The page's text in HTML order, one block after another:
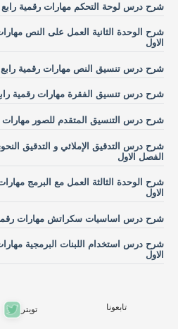
شرح درس لوحة التحكم مهارات رقمية رابع
شرح الوحدة الثانية العمل على النص
الاول
شرح درس تنسيق النص مهارات رقمية رابع
شرح درس تنسيق الفقرة مهارات رقمية
شرح درس التنسيق المتقدم للصور مهارات
شرح درس التدقيق الإملائي و التدقيق
الفصل الاول
شرح الوحدة الثالثة العمل مع البرمج
الاول
شرح درس اساسيات سكراتش مهارات رقمية
شرح درس استخدام اللبنات البرمجية
الاول
تابعونا تويتر